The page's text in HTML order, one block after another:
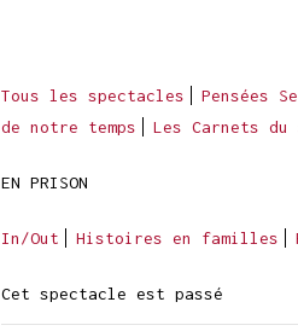
Tous les spectacles Pensées
de notre temps
Les Carnets du
EN PRISON
In/Out Histoires en familles
Cet spectacle est passé